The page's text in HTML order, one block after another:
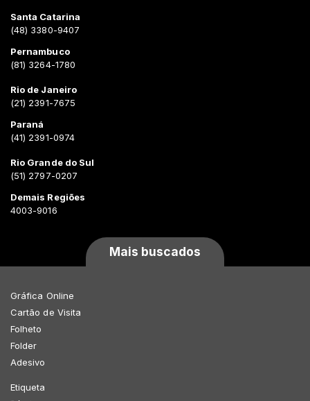
Santa Catarina
(48) 3380-9407
Pernambuco
(81) 3264-1780
Rio de Janeiro
(21) 2391-7675
Paraná
(41) 2391-0974
Rio Grande do Sul
(51) 2797-0207
Demais Regiões
4003-9016
Mais buscados
Gráfica Online
Cartão de Visita
Folheto
Folder
Adesivo
Etiqueta